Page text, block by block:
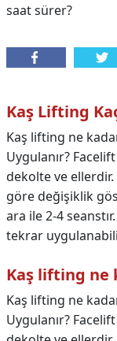
saat sürer?
Kaş Lifting
Kaş lifting ne
Uygulanır?
dekolte ve ellerdir.
göre değişiklik
ara ile 2-4
tekrar
Kaş lifting ne
Kaş lifting ne kadar
Uygulanır?